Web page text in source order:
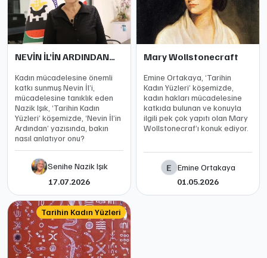
NEVİN İL’İN ARDINDAN…
Kadın mücadelesine önemli
katkı sunmuş Nevin İl’i,
mücadelesine tanıklık eden
Nazik Işık, ‘Tarihin Kadın
Yüzleri’ köşemizde, ‘Nevin İl’in
Ardından’ yazısında, bakın
nasıl anlatıyor onu?
Senihe Nazik Işık
17.07.2026
Mary Wollstonecraft
Emine Ortakaya, ‘Tarihin
Kadın Yüzleri’ köşemizde,
kadın hakları mücadelesine
katkıda bulunan ve konuyla
ilgili pek çok yapıtı olan Mary
Wollstonecraf’ı konuk ediyor.
E
Emine Ortakaya
01.05.2026
Tarihin Kadın Yüzleri